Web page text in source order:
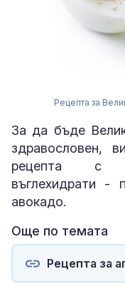
Рецепта за
За да бъде
здравословен,
рецепта с
въглехидрати -
авокадо.
Още по темата
Рецепта за